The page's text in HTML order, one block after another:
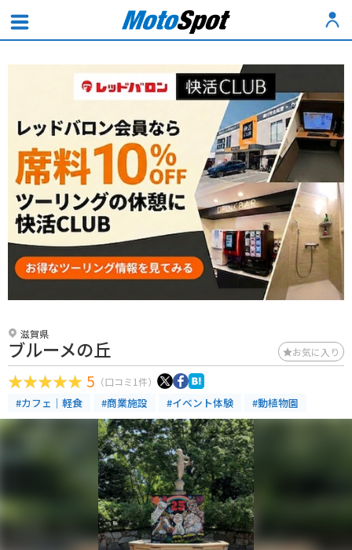
滋賀県
ブルーメの丘 お気に入り
5 （口コミ1件）
#カフェ｜軽食 #商業施設 #イベント体験 #動植物園